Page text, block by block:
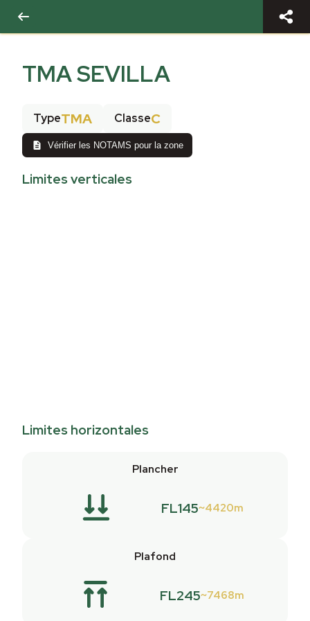
TMA SEVILLA
TypeTMA ClasseC
Vérifier les NOTAMS pour la zone
Limites verticales
Limites horizontales
Plancher
FL145 4420m
Plafond
FL245 7468m